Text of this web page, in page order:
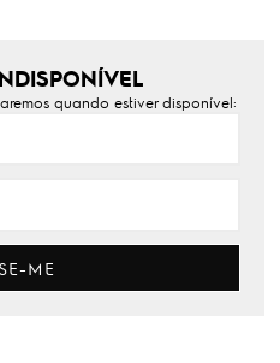
quando estiver disponível:
ME